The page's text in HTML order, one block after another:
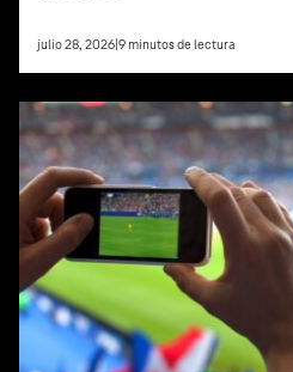
julio 28, 2026 9 minutos de lectura